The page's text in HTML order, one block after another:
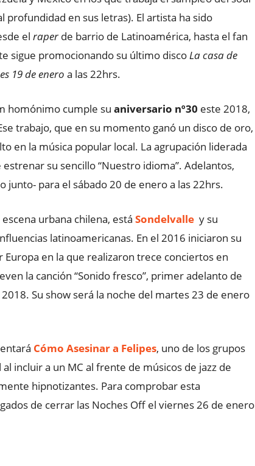
profundidad en sus letras). El artista ha sido
el raperde barrio de Latinoamérica, hasta el fan
sigue promocionando su último discoLa casa de
19 de enero a las 22hrs.
homónimo cumple su aniversario nº30 este 2018,
trabajo, que en su momento ganó un disco de oro,
en la música popular local. La agrupación liderada
su sencillo “Nuestro idioma”. Adelantos,
junto- para el sábado 20 de enero a las 22hrs.
urbana chilena, está Sondelvalle y su
latinoamericanas. En el 2016 iniciaron su
en la que realizaron trece conciertos en
la canción “Sonido fresco”, primer adelanto de
Su show será la noche del martes 23 de enero
Cómo Asesinar a Felipes, uno de los grupos
incluir a un MC al frente de músicos de jazz de
hipnotizantes. Para comprobar esta
de cerrar las Noches Off el viernes 26 de enero